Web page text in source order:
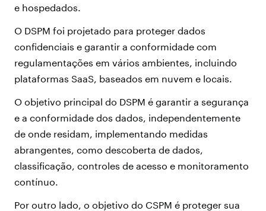
e hospedados.
O DSPM foi projetado para proteger dados
confidenciais e garantir a conformidade com
regulamentações em vários ambientes, incluindo
plataformas SaaS, baseados em nuvem e locais.
O objetivo principal do DSPM é garantir a segurança
e a conformidade dos dados, independentemente
de onde residam, implementando medidas
abrangentes, como descoberta de dados,
classificação, controles de acesso e monitoramento
contínuo.
Por outro lado, o objetivo do CSPM é proteger sua